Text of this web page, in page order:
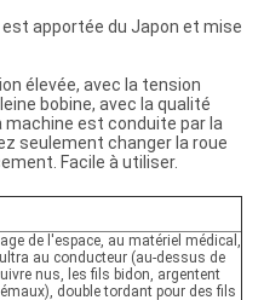
apportée du Japon et mise
élevée, avec la tension
bobine, avec la qualité
machine est conduite par la
seulement changer la roue
Facile à utiliser.
de l'espace, au matériel médical,
au conducteur (au-dessus de
nus, les fils bidon, argentent
double tordant pour des fils